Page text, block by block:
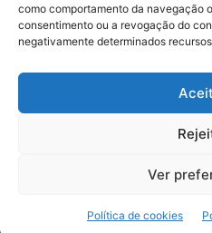
como comportamento da navegação
consentimento ou a revogação do
negativamente determinados
Ver
Política de cookies
Início Sobre
Política de Privacidade
tendências de consumo,